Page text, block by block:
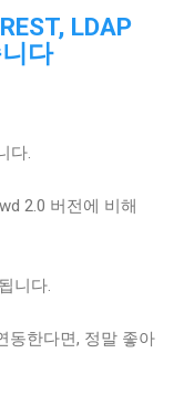
LDAP
다
다.
2.0 버전에 비해
니다.
동한다면, 정말 좋아